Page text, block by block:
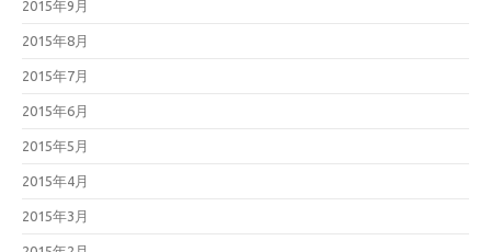
2015年9月
2015年8月
2015年7月
2015年6月
2015年5月
2015年4月
2015年3月